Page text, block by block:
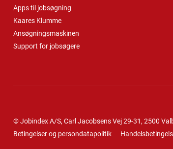
Apps til jobsøgning
Kaares Klumme
Ansøgningsmaskinen
Support for jobsøgere
© Jobindex A/S, Carl Jacobsens Vej 29-31, 2500
Betingelser og persondatapolitik